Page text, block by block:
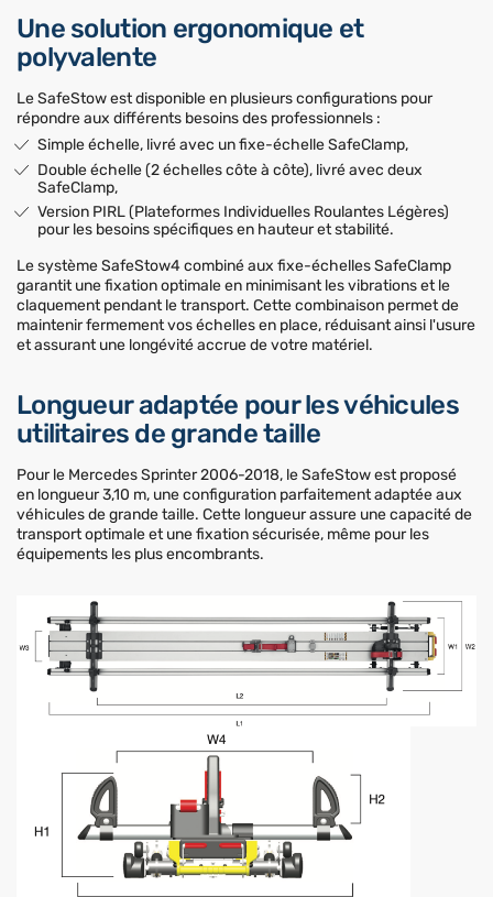
Une solution ergonomique et
polyvalente
Le SafeStow est disponible en plusieurs configurations pour
répondre aux différents besoins des professionnels :
Simple échelle, livré avec un fixe-échelle SafeClamp,
Double échelle (2 échelles côte à côte), livré avec deux
SafeClamp,
Version PIRL (Plateformes Individuelles Roulantes Légères)
pour les besoins spécifiques en hauteur et stabilité.
Le système SafeStow4 combiné aux fixe-échelles SafeClamp
garantit une fixation optimale en minimisant les vibrations et le
claquement pendant le transport. Cette combinaison permet de
maintenir fermement vos échelles en place, réduisant ainsi l'usure
et assurant une longévité accrue de votre matériel.
Longueur adaptée pour les véhicules
utilitaires de grande taille
Pour le Mercedes Sprinter 2006-2018, le SafeStow est proposé
en longueur 3,10 m, une configuration parfaitement adaptée aux
véhicules de grande taille. Cette longueur assure une capacité de
transport optimale et une fixation sécurisée, même pour les
équipements les plus encombrants.